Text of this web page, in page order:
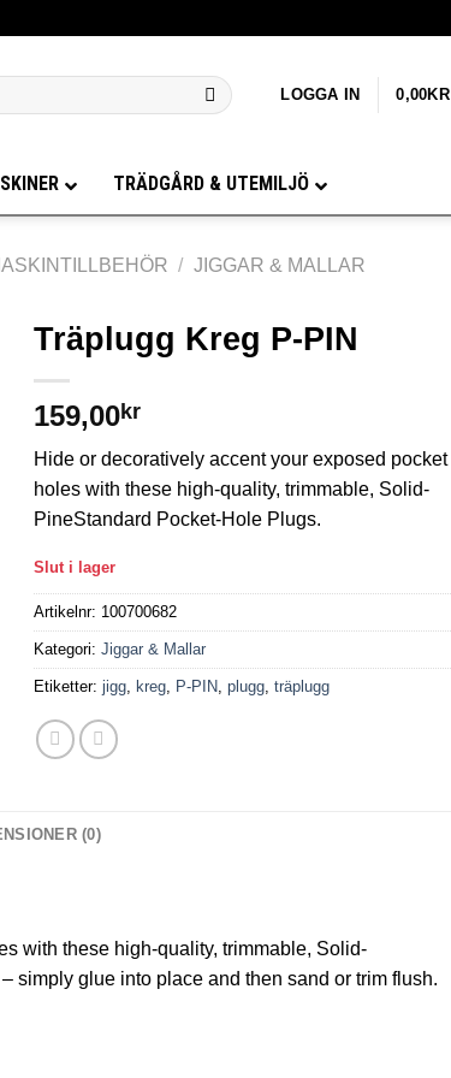
LOGGA IN 0,00KR
TRÄDGÅRD & UTEMILJÖ
/ JIGGAR & MALLAR
Träplugg Kreg P-PIN
159,00kr
Hide or decoratively accent your exposed pocket
holes with these high-quality, trimmable, Solid-
PineStandard Pocket-Hole Plugs.
Slut i lager
Artikelnr: 100700682
Kategori:Jiggar & Mallar
Etiketter:jigg kreg P-PIN ,plugg ,träplugg
(0)
with these high-quality, trimmable, Solid-
simply glue into place and then sand or trim flush.